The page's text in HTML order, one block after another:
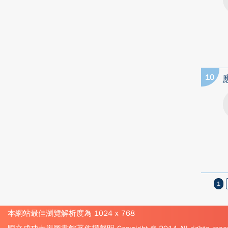
10
1
本網站最佳瀏覽解析度為 1024 x 768